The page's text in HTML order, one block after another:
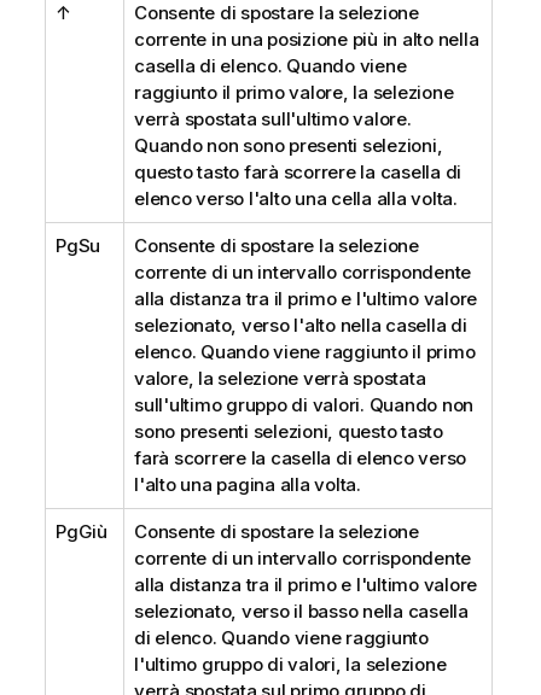
↑
Consente di spostare la selezione
corrente in una posizione più in alto nella
casella di elenco. Quando viene
raggiunto il primo valore, la selezione
verrà spostata sull'ultimo valore.
Quando non sono presenti selezioni,
questo tasto farà scorrere la casella di
elenco verso l'alto una cella alla volta.
PgSu
Consente di spostare la selezione
corrente di un intervallo corrispondente
alla distanza tra il primo e l'ultimo valore
selezionato, verso l'alto nella casella di
elenco. Quando viene raggiunto il primo
valore, la selezione verrà spostata
sull'ultimo gruppo di valori. Quando non
sono presenti selezioni, questo tasto
farà scorrere la casella di elenco verso
l'alto una pagina alla volta.
PgGiù
Consente di spostare la selezione
corrente di un intervallo corrispondente
alla distanza tra il primo e l'ultimo valore
selezionato, verso il basso nella casella
di elenco. Quando viene raggiunto
l'ultimo gruppo di valori, la selezione